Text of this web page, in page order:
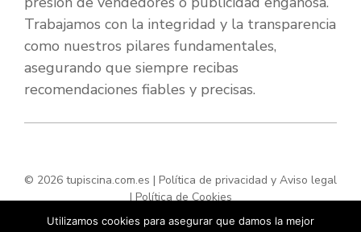
Trabajamos con la integridad y la transparencia
como nuestros pilares fundamentales,
asegurando que siempre recibas
recomendaciones fiables y precisas.
© 2026 tupiscina.com.es | Política de privacidad y Aviso legal
|Política de Cookies
Utilizamos cookies para asegurar que damos la mejor